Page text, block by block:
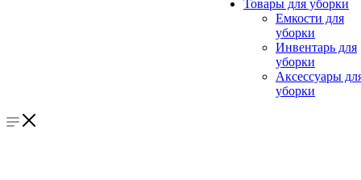
Товары для уборки
Емкости для
уборки
Инвентарь для
уборки
Аксессуары
уборки